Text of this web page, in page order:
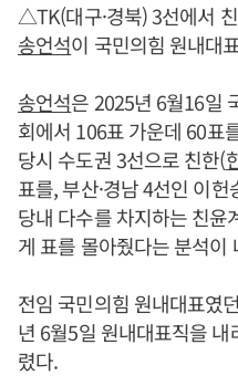
△TK(대구·경북) 3선에서
송언석이 국민의힘 원내대
송언석은 2025년 6월16일
회에서 106표 가운데 60표
당시 수도권 3선으로 친한(
표를, 부산·경남 4선인 이
당내 다수를 차지하는 친윤
게 표를 몰아줬다는 분석이
전임 국민의힘 원내대표였던
년 6월5일 원내대표직을
렸다.